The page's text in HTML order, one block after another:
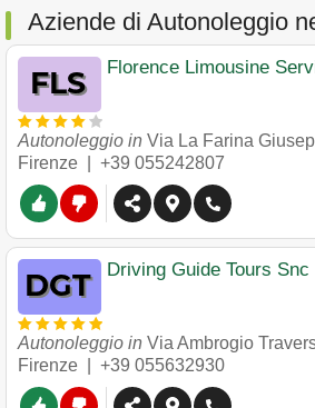
Aziende di Autonoleggio
Florence Limousine
Autonoleggio in Via La Farina
Firenze
+39 055242807
Driving Guide Tours Snc
Autonoleggio in Via Ambrogio
Firenze
+39 055632930